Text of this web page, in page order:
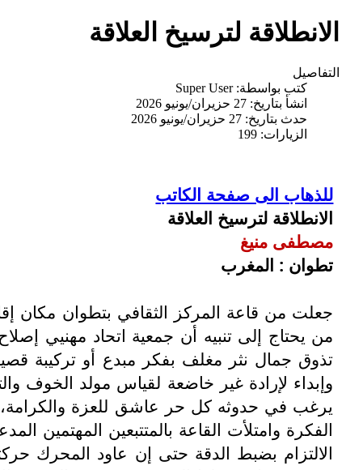
الانطلاقة لترسيخ العلاقة
التفاصيل
كتب بواسطة:Super User
انشأ بتاريخ: 27 حزيران/يونيو 2026
حدث بتاريخ: 27 حزيران/يونيو 2026
الزيارات: 199
للذهاب الى صفحة الكاتب
الانطلاقة لترسيخ العلاقة
مصطفى منيغ
تطوان : المغرب
من يحتاج إلى تنبيه أن جمعية اتحاد مهنيي
تذوق جمال نثر مغلف بفكر مبدع أو تركيبة
وإبداء لإرادة غير خاضعة لقياس مولد
يرغب في حدوثه كل حر عاشق للعزة والكرامة،
الفكرة وامتلأت القاعة بالمتتبعين
الالتزام بضبط الدقة حتى إن عاود المحرك